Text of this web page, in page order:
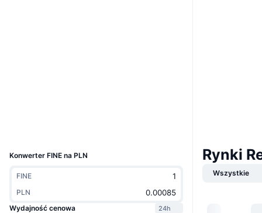
Konwerter FINE na PLN
FINE
PLN
Wydajność cenowa
24h
Rynki
Wszystkie